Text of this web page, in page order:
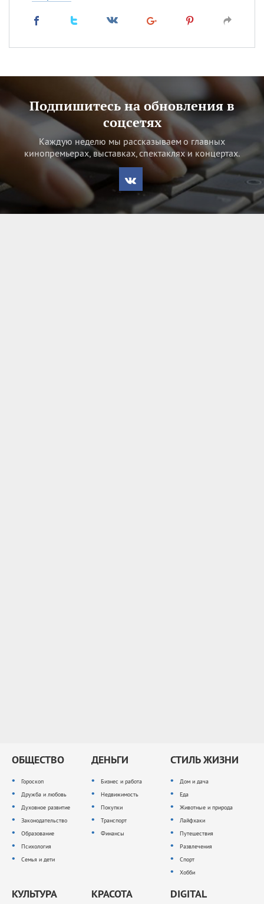
Подпишитесь на обновления в
соцсетях
Каждую неделю мы рассказываем о главных
кинопремьерах, выставках, спектаклях и концертах.
ОБЩЕСТВО
Гороскоп
Дружба и любовь
Духовное развитие
Законодательство
Образование
Психология
Семья и дети
ДЕНЬГИ
Бизнес и работа
Недвижимость
Покупки
Транспорт
Финансы
СТИЛЬ ЖИЗНИ
Дом и дача
Еда
Животные и природа
Лайфхаки
Путешествия
Развлечения
Спорт
Хобби
КУЛЬТУРА КРАСОТА DIGITAL